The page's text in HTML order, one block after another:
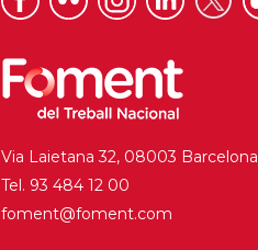
Via Laietana 32, 08003 Barcelona
Tel. 93 484 12 00
foment@foment.com